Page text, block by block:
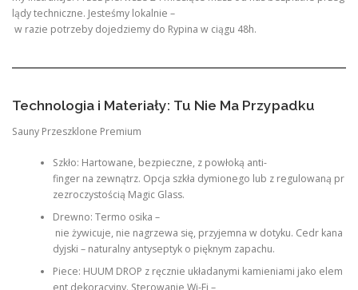
lądy techniczne. Jesteśmy lokalnie –
w razie potrzeby dojedziemy do Rypina w ciągu 48h.
Technologia i Materiały: Tu Nie Ma Przypadku
Sauny Przeszklone Premium
Szkło: Hartowane, bezpieczne, z powłoką anti-
finger na zewnątrz. Opcja szkła dymionego lub z regulowaną pr
zezroczystością Magic Glass.
Drewno: Termo osika –
nie żywicuje, nie nagrzewa się, przyjemna w dotyku. Cedr kana
dyjski – naturalny antyseptyk o pięknym zapachu.
Piece: HUUM DROP z ręcznie układanymi kamieniami jako elem
ent dekoracyjny. Sterowanie Wi-Fi –